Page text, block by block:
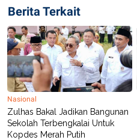
Berita Terkait
Nasional
Zulhas Bakal Jadikan Bangunan
Sekolah Terbengkalai Untuk
Kopdes Merah Putih